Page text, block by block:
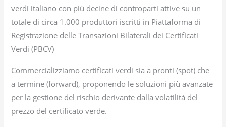
verdi italiano con più decine di controparti attive su un
totale di circa 1.000 produttori iscritti in Piattaforma di
Registrazione delle Transazioni Bilaterali dei Certificati
Verdi (PBCV)
Commercializziamo certificati verdi sia a pronti (spot) che
a termine (forward), proponendo le soluzioni più avanzate
per la gestione del rischio derivante dalla volatilità del
prezzo del certificato verde.